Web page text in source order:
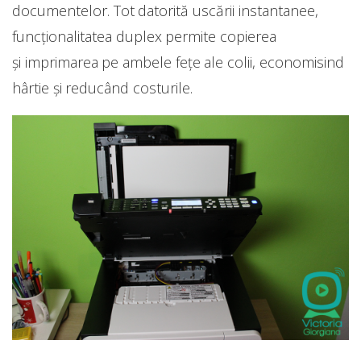
documentelor. Tot datorită uscării instantanee,
funcționalitatea duplex permite copierea
și imprimarea pe ambele fețe ale colii, economisind
hârtie și reducând costurile.